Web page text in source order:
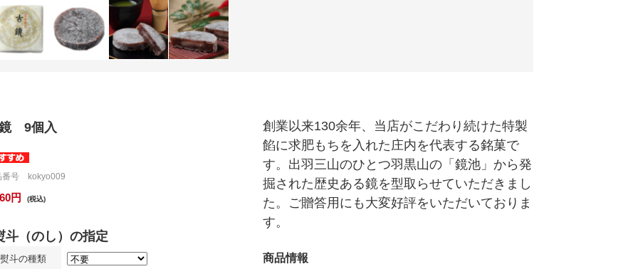
創業以来130余年、当店がこだわり続けた特製
餡に求肥もちを入れた庄内を代表する銘菓で
す。出羽三山のひとつ羽黒山の「鏡池」から発
掘された歴史ある鏡を型取らせていただきまし
た。ご贈答用にも大変好評をいただいておりま
す。
商品情報
9個入
番号 kokyo009
円 (税込)
熨斗の種類